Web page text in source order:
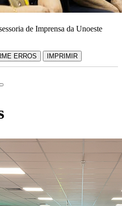
de Imprensa da Unoeste
ERROS IMPRIMIR